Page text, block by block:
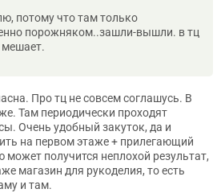
потому что там только
порожняком..зашли-вышли. в тц
мешает.
Про тц не совсем соглашусь. В
Там периодически проходят
Очень удобный закуток, да и
на первом этаже + прилегающий
получится неплохой результат,
магазин для рукоделия, то есть
и там.